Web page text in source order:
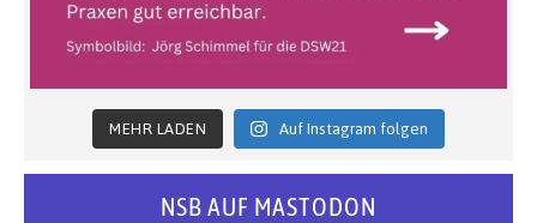
MEHR LADEN Auf Instagram folgen
NSB AUF MASTODON